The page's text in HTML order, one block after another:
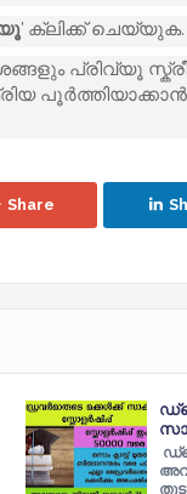
' ക്ലിക്ക് ചെയ്യുക.
പ്രിവ്യൂ
പൂർത്തിയാക്കാൻ
Share